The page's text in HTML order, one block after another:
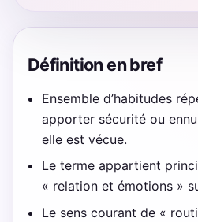
Définition en bref
Ensemble d’habitudes
apporter sécurité ou
elle est vécue.
Le terme appartient
« relation et émotions »
Le sens courant de «